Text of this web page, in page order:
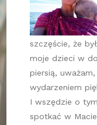
szczęście, że
moje dzieci w
piersią,
wydarzeniem
I wszędzie o
spotkać w